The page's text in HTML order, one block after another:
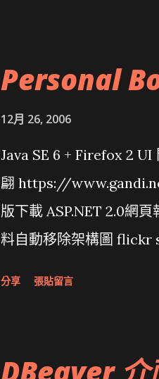
Personal
12月 26, 2006
Java SE 6 + Firefox 2
翩 https://
版下載 ASP.NET 2.0網
料自動移除架構圖 flickr
分享 張貼留言